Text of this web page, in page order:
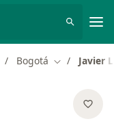
Bogotá Cambiar de
Javier